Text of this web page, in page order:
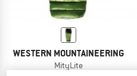
WESTERN MOUNTAINEERING
MityLite